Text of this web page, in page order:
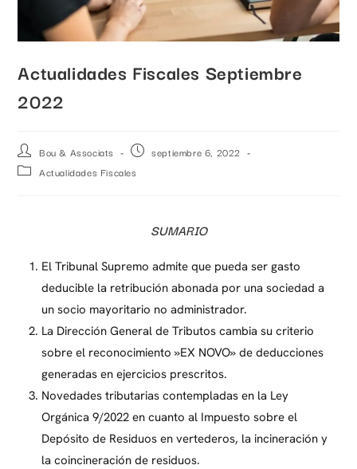
Actualidades Fiscales Septiembre
2022
Bou & Associats
septiembre 6, 2022
Actualidades Fiscales
SUMARIO
El Tribunal Supremo admite que pueda ser gasto
deducible la retribución abonada por una sociedad a
un socio mayoritario no administrador.
La Dirección General de Tributos cambia su criterio
sobre el reconocimiento »EX NOVO» de deducciones
generadas en ejercicios prescritos.
Novedades tributarias contempladas en la Ley
Orgánica 9/2022 en cuanto al Impuesto sobre el
Depósito de Residuos en vertederos, la incineración y
la coincineración de residuos.